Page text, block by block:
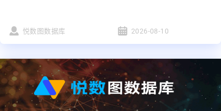
悦数图数据库 2026-08-10